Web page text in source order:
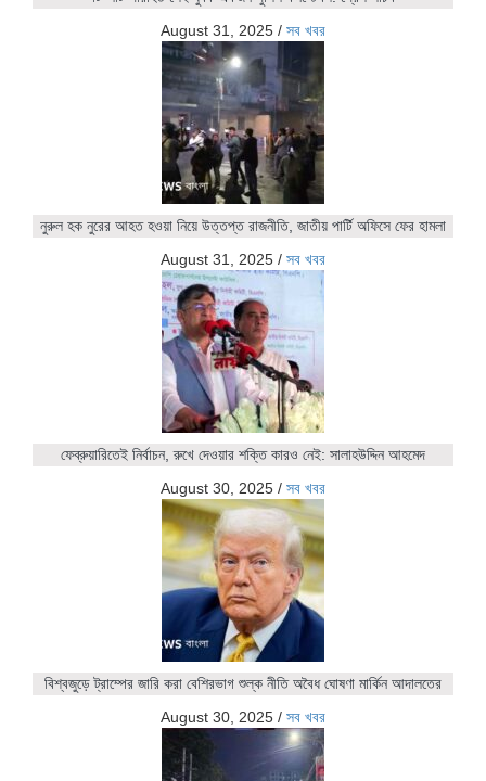
August 31, 2025 / সব খবর
নুরুল হক নুরের আহত হওয়া নিয়ে উত্তপ্ত রাজনীতি, জাতীয় পার্টি অফিসে ফের হামলা
August 31, 2025 / সব খবর
ফেব্রুয়ারিতেই নির্বাচন, রুখে দেওয়ার শক্তি কারও নেই: সালাহউদ্দিন আহমেদ
August 30, 2025 / সব খবর
বিশ্বজুড়ে ট্রাম্পের জারি করা বেশিরভাগ শুল্ক নীতি অবৈধ ঘোষণা মার্কিন আদালতের
August 30, 2025 / সব খবর